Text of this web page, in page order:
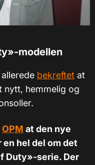
»-modellen
bekreftet at
nytt, hemmelig og
OPM at den nye
hel del om det
Duty»-serie. Der